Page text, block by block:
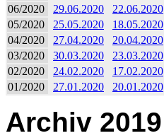
06/2020
29.06.2020 22.06.2020
05/2020
25.05.2020 18.05.2020
04/2020
27.04.2020 20.04.2020
03/2020
30.03.2020 23.03.2020
02/2020
24.02.2020 17.02.2020
01/2020
27.01.2020 20.01.2020
Archiv 2019